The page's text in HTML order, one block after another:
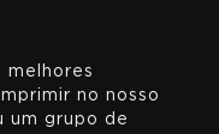
melhores
no nosso
um grupo de